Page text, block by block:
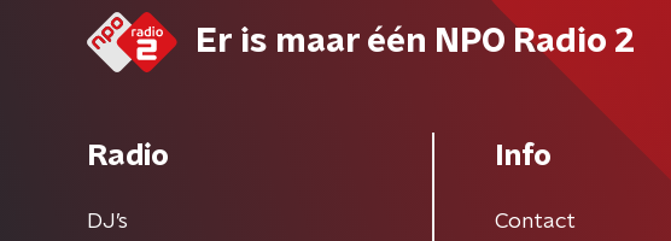
Er is maar één NPO Radio 2
Radio
DJ’s
Info
Contact